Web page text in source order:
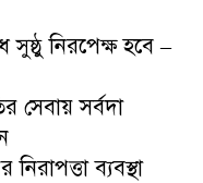
সুষ্ঠু নিরপেক্ষ হবে –
সেবায় সর্বদা
ব্যবস্থা